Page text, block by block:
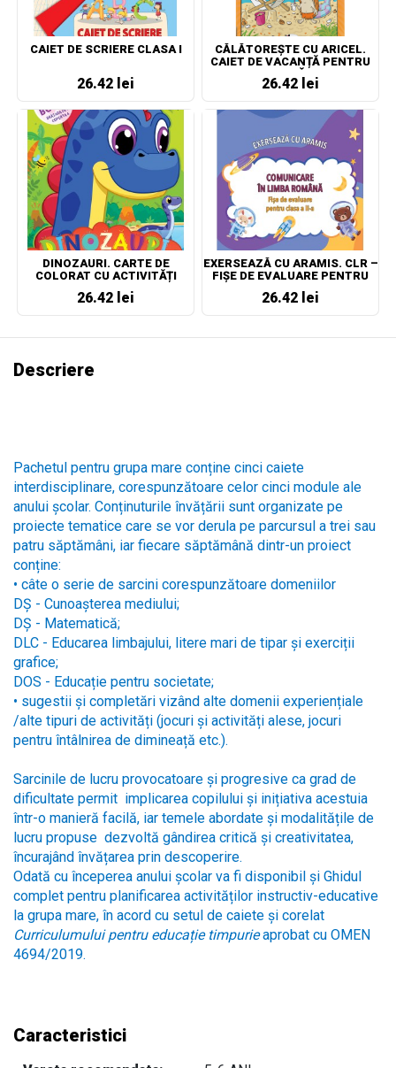
CAIET DE SCRIERE CLASA I
26.42 lei
CĂLĂTOREȘTE CU ARICEL.
CAIET DE VACANȚĂ PENTRU
CLASA PREGĂTITOARE
26.42 lei
DINOZAURI. CARTE DE
COLORAT CU ACTIVITĂȚI
26.42 lei
EXERSEAZĂ CU ARAMIS. CLR –
FIȘE DE EVALUARE PENTRU
26.42 lei
Descriere
Pachetul pentru grupa mare conține cinci caiete
interdisciplinare, corespunzătoare celor cinci module ale
anului școlar. Conținuturile învățării sunt organizate pe
proiecte tematice care se vor derula pe parcursul a trei sau
patru săptămâni, iar fiecare săptămână dintr-un proiect
conține:
• câte o serie de sarcini corespunzătoare domeniilor
DȘ - Cunoașterea mediului;
DȘ - Matematică;
DLC - Educarea limbajului, litere mari de tipar și exerciții
grafice;
DOS - Educație pentru societate;
• sugestii și completări vizând alte domenii experiențiale
/alte tipuri de activități (jocuri și activități alese, jocuri
pentru întâlnirea de dimineață etc.).
Sarcinile de lucru provocatoare și progresive ca grad de
dificultate permit implicarea copilului și inițiativa acestuia
într-o manieră facilă, iar temele abordate și modalitățile de
lucru propuse dezvoltă gândirea critică și creativitatea,
încurajând învățarea prin descoperire.
Odată cu începerea anului școlar va fi disponibil și Ghidul
complet pentru planificarea activităților instructiv-educative
la grupa mare, în acord cu setul de caiete și corelat
Curriculumului pentru educație timpurieaprobat cu OMEN
4694/2019.
Caracteristici